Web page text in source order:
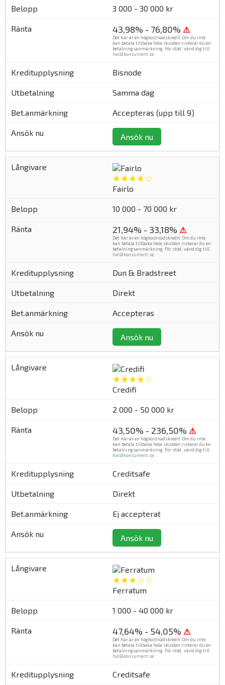
3 000 - 30 000 kr
43,98% - 76,80% ⚠
Det här är en högkostnadskredit. Om du inte
kan betala tillbaka hela skulden riskerar du en
betalningsanmärkning. För stöd, vänd dig till
hallåkonsument.se
Bisnode
Samma dag
Accepteras (upp till 9)
Ansök nu
★★★★☆
Fairlo
10 000 - 70 000 kr
21,94% - 33,18% ⚠
Det här är en högkostnadskredit. Om du inte
kan betala tillbaka hela skulden riskerar du en
betalningsanmärkning. För stöd, vänd dig till
hallåkonsument.se.
Dun & Bradstreet
Direkt
Accepteras
Ansök nu
★★★★☆
Credifi
2 000 - 50 000 kr
43,50% - 236,50% ⚠
Det här är en högkostnadskredit. Om du inte
kan betala tillbaka hela skulden riskerar du en
betalningsanmärkning. För stöd, vänd dig till
hallåkonsument.se
Creditsafe
Direkt
Ej accepterat
Ansök nu
★★★☆☆
Ferratum
1 000 - 40 000 kr
47,64% - 54,05% ⚠
Det här är en högkostnadskredit. Om du inte
kan betala tillbaka hela skulden riskerar du en
betalningsanmärkning. För stöd, vänd dig till
hallåkonsument.se
Creditsafe